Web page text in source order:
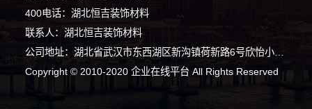
400电话：湖北恒吉装饰材料
联系人：湖北恒吉装饰材料
公司地址：湖北省武汉市东西湖区新沟镇荷新路6号欣怡小区2号楼1单元1层2号
Copyright © 2010-2020 企业在线平台 All Rights Reserved